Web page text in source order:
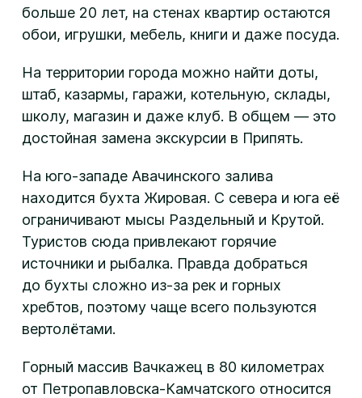
больше 20 лет, на стенах квартир остаются
обои, игрушки, мебель, книги и даже посуда.
На территории города можно найти доты,
штаб, казармы, гаражи, котельную, склады,
школу, магазин и даже клуб. В общем — это
достойная замена экскурсии в Припять.
На юго-западе Авачинского залива
находится бухта Жировая. С севера и юга её
ограничивают мысы Раздельный и Крутой.
Туристов сюда привлекают горячие
источники и рыбалка. Правда добраться
до бухты сложно из-за рек и горных
хребтов, поэтому чаще всего пользуются
вертолётами.
Горный массив Вачкажец в 80 километрах
от Петропавловска-Камчатского относится